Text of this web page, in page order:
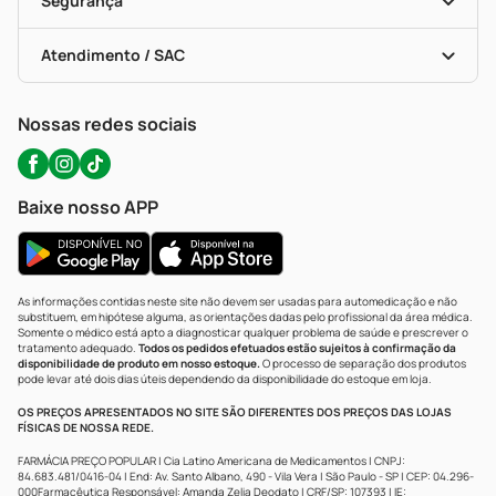
Troca E Devolução
Bulas De A A Z
Políticas De Marketplace
Testes Rápidos
Autoteste Covid-19
Certificado De Segurança
Portal Da Privacidade
Atendimento / SAC
WhatsApp (47) 9202-1687
Nossas redes sociais
Baixe nosso APP
As informações contidas neste site não devem ser usadas para automedicação e não
substituem, em hipótese alguma, as orientações dadas pelo profissional da área médica.
Somente o médico está apto a diagnosticar qualquer problema de saúde e prescrever o
tratamento adequado. Todos os pedidos efetuados estão sujeitos à confirmação da
disponibilidade de produto em nosso estoque.O processo de separação dos produtos
pode levar até dois dias úteis dependendo da disponibilidade do estoque em loja.
OS PREÇOS APRESENTADOS NO SITE SÃO DIFERENTES DOS PREÇOS DAS LOJAS
FÍSICAS DE NOSSA REDE.
FARMÁCIA PREÇO POPULAR | Cia Latino Americana de Medicamentos | CNPJ:
84.683.481/0416-04 | End: Av. Santo Albano, 490 - Vila Vera | São Paulo - SP | CEP: 04.296-
000Farmacêutica Responsável: Amanda Zelia Deodato | CRF/SP: 107393 | IE: